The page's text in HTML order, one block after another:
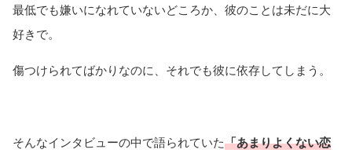
最低でも嫌いになれていないどころか、彼のことは未だに大
好きで。
傷つけられてばかりなのに、それでも彼に依存してしまう。
そんなインタビューの中で語られていた「あまりよくない恋